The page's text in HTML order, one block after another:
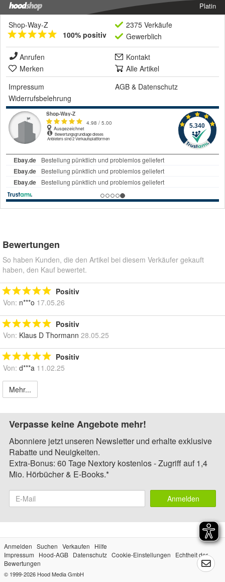
Platin
Shop-Way-Z
100% positiv
2375 Verkäufe
Gewerblich
Anrufen
Kontakt
Merken
Alle Artikel
Impressum
AGB & Datenschutz
Widerrufsbelehrung
Bewertungen
So haben Kunden, die den Artikel bei diesem Verkäufer gekauft
haben, den Kauf bewertet.
Positiv
Von: n***o 17.05.26
Positiv
Von: Klaus D Thormann 28.05.25
Positiv
Von: d***a 11.02.25
Mehr...
Verpasse keine Angebote mehr!
Abonniere jetzt unseren Newsletter und erhalte exklusive
Rabatte und Neuigkeiten.
Extra-Bonus: 60 Tage Nextory kostenlos - Zugriff auf 1,4
Mio. Hörbücher & E-Books.*
Anmelden
Anmelden Suchen Verkaufen
Hilfe
Impressum
Hood-AGB Datenschutz Cookie-Einstellungen
Echtheit der
Bewertungen
© 1999-2026 Hood Media GmbH